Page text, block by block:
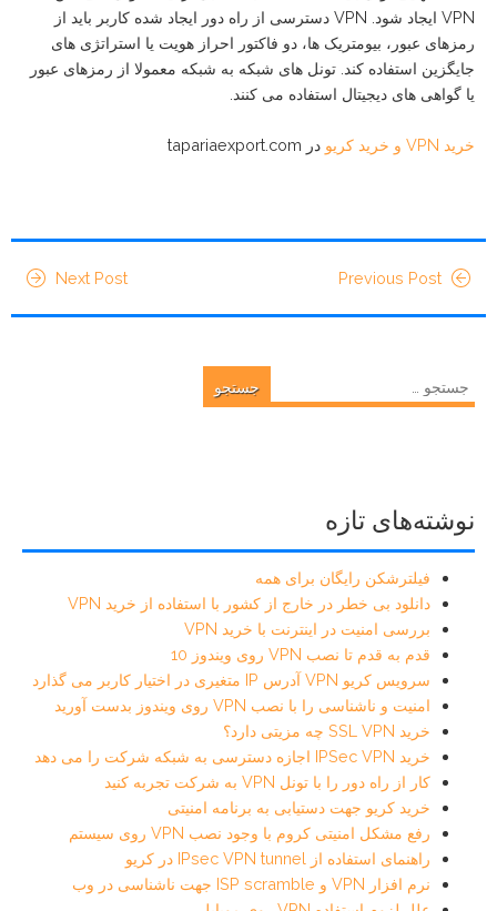
VPN ایجاد شود. VPN دسترسی از راه دور ایجاد شده کاربر باید از
رمزهای عبور، بیومتریک ها، دو فاکتور احراز هویت یا استراتژی های
جایگزین استفاده کند. تونل های شبکه به شبکه معمولا از رمزهای عبور
یا گواهی های دیجیتال استفاده می کنند.
خرید VPN و خرید کریو در tapariaexport.com
Previous Post
Next Post
برای:
نوشته‌های تازه
فیلترشکن رایگان برای همه
دانلود بی خطر در خارج از کشور با استفاده از خرید VPN
بررسی امنیت در اینترنت با خرید VPN
قدم به قدم تا نصب VPN روی ویندوز 10
سرویس کریو VPN آدرس IP متغیری در اختیار کاربر می گذارد
امنیت و ناشناسی را با نصب VPN روی ویندوز بدست آورید
خرید SSL VPN چه مزیتی دارد؟
خرید IPSec VPN اجازه دسترسی به شبکه شرکت را می دهد
کار از راه دور را با تونل VPN به شرکت تجربه کنید
خرید کریو جهت دستیابی به برنامه امنیتی
رفع مشکل امنیتی کروم با وجود نصب VPN روی سیستم
راهنمای استفاده از IPsec VPN tunnel در کریو
نرم افزار VPN و ISP scramble جهت ناشناسی در وب